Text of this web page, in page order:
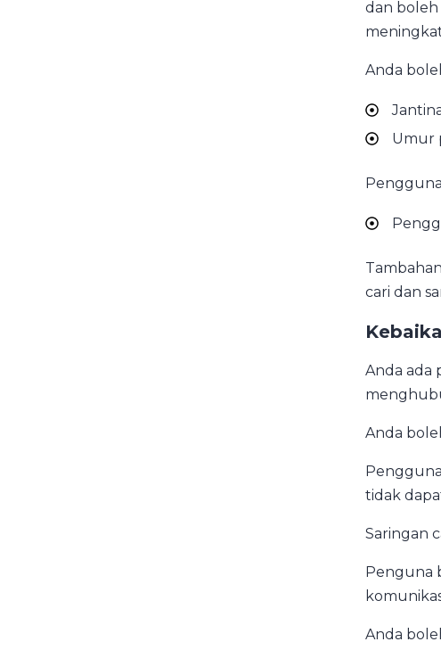
dan boleh
Anda
Umur
cari dan
Anda ada
Anda
tidak
Saringan
Penguna
Anda